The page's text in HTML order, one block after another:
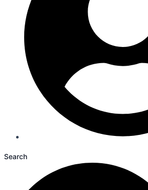
Search